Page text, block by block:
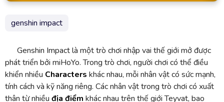
genshin impact
Genshin Impact là một trò chơi nhập vai thế giới mở được
phát triển bởi miHoYo. Trong trò chơi, người chơi có thể điều
khiển nhiều Characters khác nhau, mỗi nhân vật có sức mạnh,
tính cách và kỹ năng riêng. Các nhân vật trong trò chơi có xuất
thân từ nhiều địa điểm khác nhau trên thế giới Teyvat, bao